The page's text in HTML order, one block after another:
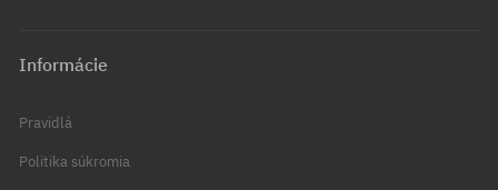
Informácie
Pravidlá
Politika súkromia